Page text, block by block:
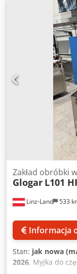
Linz-Land 533
Zakład obróbki
Glogar L101
Informacja
Stan: jak nowa
2026, Myjka do